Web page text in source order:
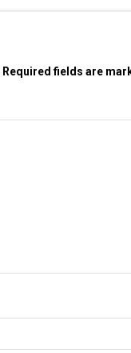
Required fields are